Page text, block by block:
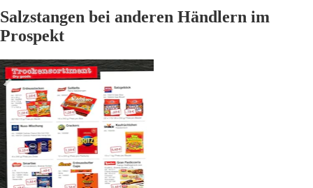
Salzstangen bei anderen Händlern im
Prospekt